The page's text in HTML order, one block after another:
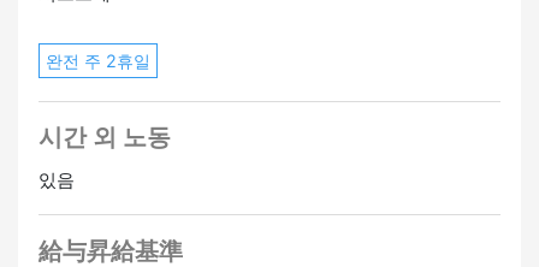
완전 주 2휴일
시간 외 노동
있음
給与昇給基準